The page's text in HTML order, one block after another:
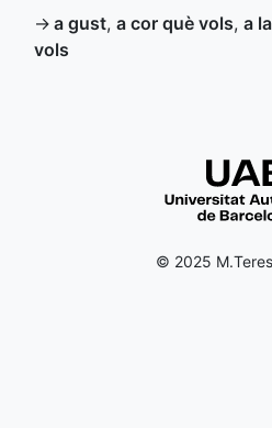
→ a gust, a cor què vols, a
vols
© 2025